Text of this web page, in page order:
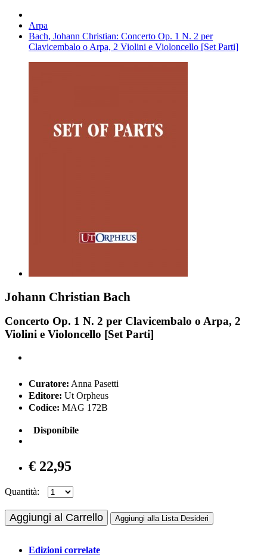
Arpa
Bach, Johann Christian: Concerto Op. 1 N. 2 per
Clavicembalo o Arpa, 2 Violini e Violoncello [Set Parti]
Johann Christian Bach
Concerto Op. 1 N. 2 per Clavicembalo o Arpa, 2
Violini e Violoncello [Set Parti]
Curatore: Anna Pasetti
Editore: Ut Orpheus
Codice: MAG 172B
Disponibile
€ 22,95
Quantità:
Aggiungi al Carrello Aggiungi alla Lista Desideri
Edizioni correlate